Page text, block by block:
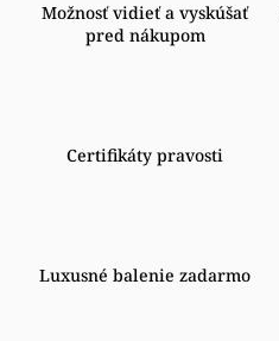
Možnosť vidieť a vyskúšať
pred nákupom
Certifikáty pravosti
Luxusné balenie zadarmo